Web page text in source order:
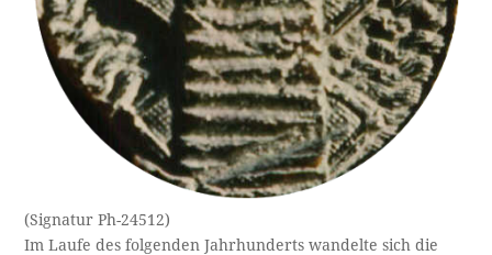
(Signatur Ph-24512)
Im Laufe des folgenden Jahrhunderts wandelte sich die